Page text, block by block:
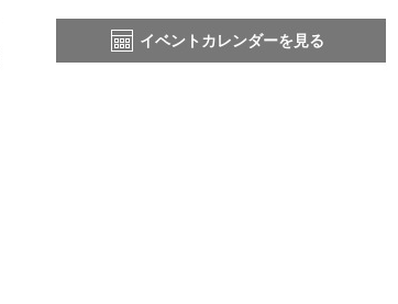
イベントカレンダーを見る